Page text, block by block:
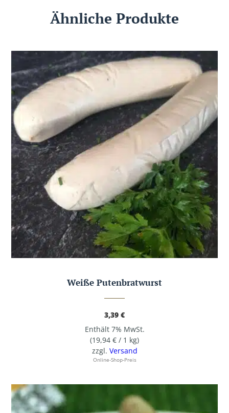
Ähnliche Produkte
Weiße Putenbratwurst
3,39 €
Enthält 7% MwSt.
(19,94 € / 1 kg)
zzgl. Versand
Online-Shop-Preis